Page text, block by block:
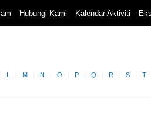
Hubungi Kami Kalendar Aktiviti
L M N O P Q R S T